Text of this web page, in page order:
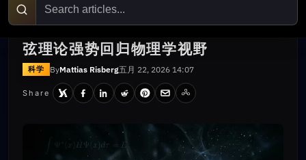
弦理论强势回归物理学视野
科学 ByMattias Risberg五月 22, 2026 14:07
Share